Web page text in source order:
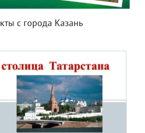
с города Казань